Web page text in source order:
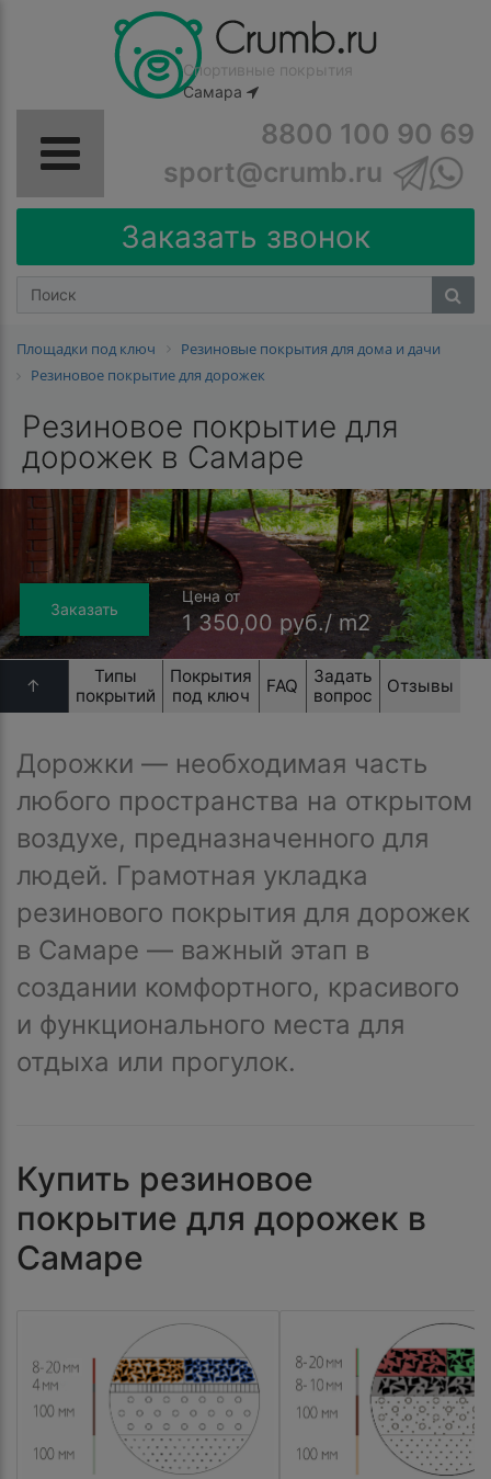
Спортивные покрытия
Самара
8800 100 90 69
sport@crumb.ru
Заказать звонок
Площадки под ключ
Резиновые покрытия для дома и дачи
Резиновое покрытие для дорожек
Резиновое покрытие для
дорожек в Самаре
Заказать
Цена от
1 350,00 руб./ m2
↑
Типы
покрытий
Покрытия
под ключ
FAQ
Задать
вопрос
Отзывы
Дорожки — необходимая часть
любого пространства на открытом
воздухе, предназначенного для
людей. Грамотная укладка
резинового покрытия для дорожек
в Самаре — важный этап в
создании комфортного, красивого
и функционального места для
отдыха или прогулок.
Купить резиновое
покрытие для дорожек в
Самаре